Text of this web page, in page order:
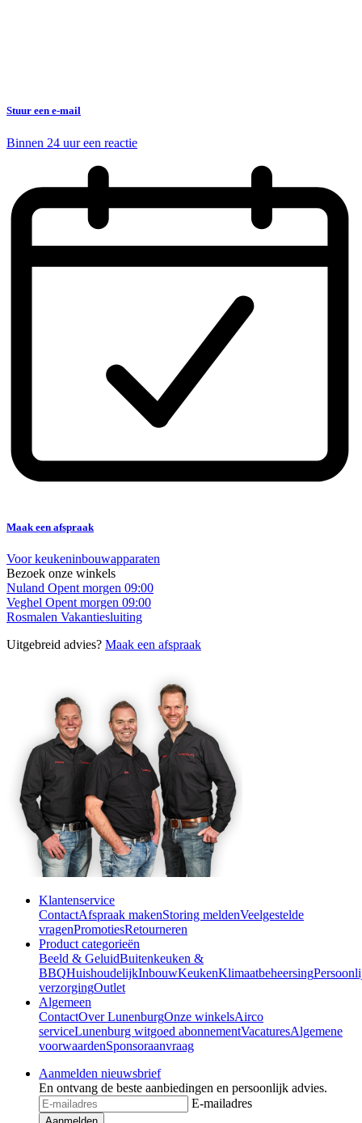
Stuur een e-mail
Binnen 24 uur een reactie
Maak een afspraak
Voor keukeninbouwapparaten
Bezoek onze winkels
Nuland Opent morgen 09:00
Veghel Opent morgen 09:00
Rosmalen Vakantiesluiting
Uitgebreid advies? Maak een afspraak
Klantenservice
ContactAfspraak makenStoring meldenVeelgestelde
vragenPromotiesRetourneren
Product categorieën
Beeld & GeluidBuitenkeuken &
BBQHuishoudelijkInbouwKeukenKlimaatbeheersing
verzorgingOutlet
Algemeen
ContactOver LunenburgOnze winkelsAirco
serviceLunenburg witgoed abonnementVacaturesAlgemene
voorwaardenSponsoraanvraag
Aanmelden nieuwsbrief
En ontvang de beste aanbiedingen en persoonlijk advies.
E-mailadres